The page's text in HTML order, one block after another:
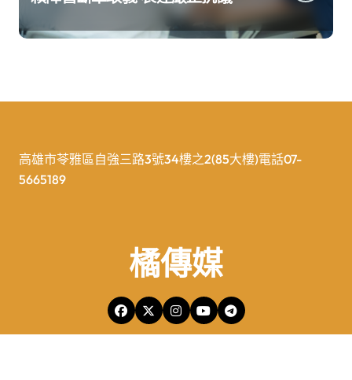
高雄市苓雅區自強三路3號34樓之2(85大樓)電話07-
5665189
橘傳媒